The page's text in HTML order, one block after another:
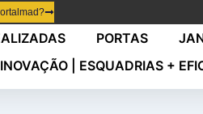
PORTAS
INOVAÇÃO | ESQUADRIAS +